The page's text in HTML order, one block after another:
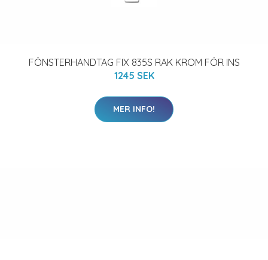
FÖNSTERHANDTAG FIX 835S RAK KROM FÖR INS
1245 SEK
MER INFO!